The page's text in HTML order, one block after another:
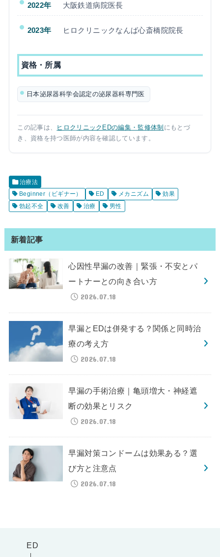
2022年 大阪鉄道病院医長
2023年 ヒロクリニックなんば心斎橋院院長
資格・所属
日本泌尿器科学会認定の泌尿器科専門医
この記事は、 ヒロクリニックEDの編集・監修体制 にもとづ
き、資格を持つ医師が内容を確認しています。
治療法
Beginner（ビギナー）
ED メカニズム
効果
勃起不全
改善 治療 男性
新着記事
心因性早漏の改善｜緊張・不安とパ
ートナーとの向き合い方
2026.07.18
早漏とEDは併発する？関係と同時治
療の考え方
2026.07.18
早漏の手術治療｜亀頭増大・神経遮
断の効果とリスク
2026.07.18
早漏対策コンドームは効果ある？選
び方と注意点
2026.07.18
ED